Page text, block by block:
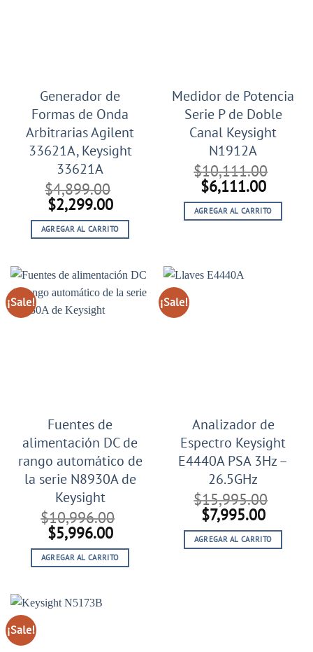
Generador de
Formas de Onda
Arbitrarias Agilent
33621A, Keysight
33621A
$4,899.00
El
precio
original
$2,299.00El
precio
actual
$2,299.00.
AGREGAR AL CARRITO
Medidor de Potencia
Serie P de Doble
Canal Keysight
N1912A
$10,111.00
El
precio
original
$6,111.00El
precio
actual
AGREGAR AL CARRITO
¡Sale!
Fuentes de
alimentación DC de
rango automático de
la serie N8930A de
Keysight
$10,996.00
El
precio
original
$10,996.00.
$5,996.00El
precio
actual
AGREGAR AL CARRITO
¡Sale!
Analizador de
Espectro Keysight
E4440A PSA 3Hz –
26.5GHz
$15,995.00
El
precio
original
$7,995.00El
precio
actual
AGREGAR AL CARRITO
¡Sale!